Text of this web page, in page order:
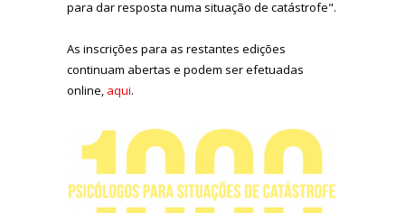
para dar resposta numa situação de catástrofe".
As inscrições para as restantes edições
continuam abertas e podem ser efetuadas
online, aqui.